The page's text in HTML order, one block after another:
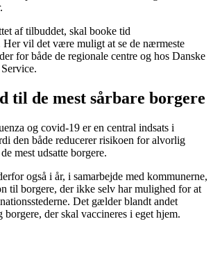
af tilbuddet, skal booke tid
Her vil det være muligt at se de nærmeste
for både de regionale centre og hos Danske
til de mest sårbare borgere
og covid-19 er en central indsats i
den både reducerer risikoen for alvorlig
mest udsatte borgere.
også i år, i samarbejde med kommunerne,
til borgere, der ikke selv har mulighed for at
Det gælder blandt andet
borgere, der skal vaccineres i eget hjem.